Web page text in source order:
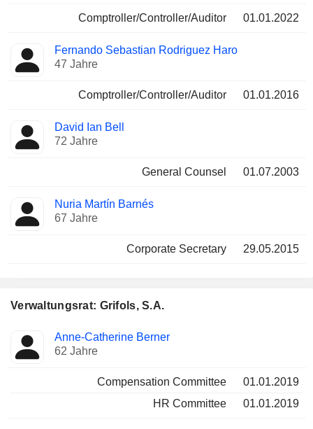
Comptroller/Controller/Auditor 01.01.2022
Fernando Sebastian Rodriguez Haro
47 Jahre
Comptroller/Controller/Auditor 01.01.2016
David Ian Bell
72 Jahre
General Counsel 01.07.2003
Nuria Martín Barnés
67 Jahre
Corporate Secretary 29.05.2015
Verwaltungsrat: Grifols, S.A.
Verwaltungsratsmitglied Ausschüsse
Anne-Catherine Berner
62 Jahre
Compensation Committee
01.01.2019
HR Committee
01.01.2019